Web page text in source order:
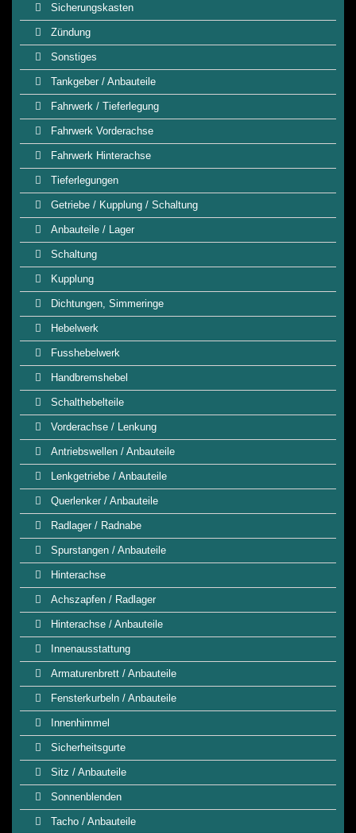
Sicherungskasten
Zündung
Sonstiges
Tankgeber / Anbauteile
Fahrwerk / Tieferlegung
Fahrwerk Vorderachse
Fahrwerk Hinterachse
Tieferlegungen
Getriebe / Kupplung / Schaltung
Anbauteile / Lager
Schaltung
Kupplung
Dichtungen, Simmeringe
Hebelwerk
Fusshebelwerk
Handbremshebel
Schalthebelteile
Vorderachse / Lenkung
Antriebswellen / Anbauteile
Lenkgetriebe / Anbauteile
Querlenker / Anbauteile
Radlager / Radnabe
Spurstangen / Anbauteile
Hinterachse
Achszapfen / Radlager
Hinterachse / Anbauteile
Innenausstattung
Armaturenbrett / Anbauteile
Fensterkurbeln / Anbauteile
Innenhimmel
Sicherheitsgurte
Sitz / Anbauteile
Sonnenblenden
Tacho / Anbauteile